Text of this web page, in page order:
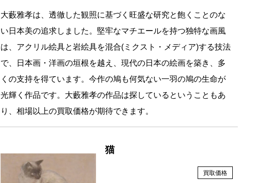
大藪雅孝は、透徹した観照に基づく旺盛な研究と飽くことのな
い日本美の追求しました。堅牢なマチエールを持つ独特な画風
は、アクリル絵具と岩絵具を混合(ミクスト・メディア)する技法
で、日本画・洋画の垣根を越え、現代の日本の絵画を築き、多
くの支持を得ています。今作の鳩も何気ない一羽の鳩の生命が
光輝く作品です。大藪雅孝の作品は探しているということもあ
り、相場以上の買取価格が期待できます。
猫
買取価格